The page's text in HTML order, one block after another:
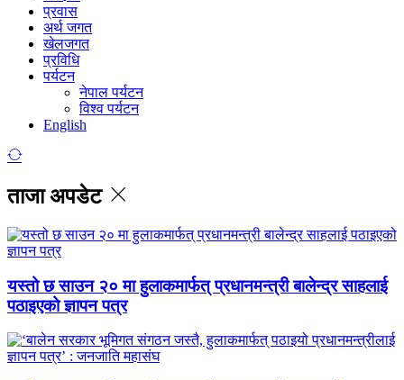
प्रवास
अर्थ जगत
खेलजगत
प्रविधि
पर्यटन
नेपाल पर्यटन
विश्व पर्यटन
English
ताजा अपडेट
यस्तो छ साउन २० मा हुलाकमार्फत् प्रधानमन्त्री बालेन्द्र साहलाई
पठाइएको ज्ञापन पत्र